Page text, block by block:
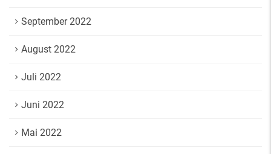
September 2022
August 2022
Juli 2022
Juni 2022
Mai 2022